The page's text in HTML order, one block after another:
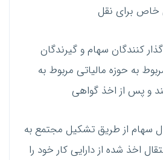
برای نقل
کنندگان سهام و گیرندگان
به حوزه مالیاتی مربوط به
و پس از اخذ گواهی
سهام از طریق تشکیل مجتمع به
اخذ شده از دارایی کار خود را